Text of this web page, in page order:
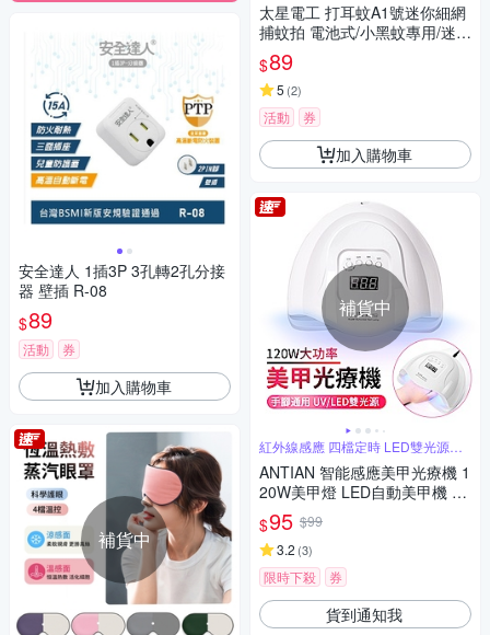
安全達人 1插3P 3孔轉2孔分接
器 壁插 R-08
$89
活動 券
加入購物車
補貨中
太星電工 打耳蚊A1號迷你細網
捕蚊拍 電池式/小黑蚊專用/迷你
捕蚊拍/迷你電蚊拍/巴掌型捕蚊
拍
$89
5 (2)
活動 券
加入購物車
補貨中
紅外線感應 四檔定時 LED雙光源不
傷眼
ANTIAN 智能感應美甲光療機 1
20W美甲燈 LED自動美甲機 指
甲油膠速乾機 UV光療燈
$95 $99
3.2 (3)
限時下殺 券
貨到通知我